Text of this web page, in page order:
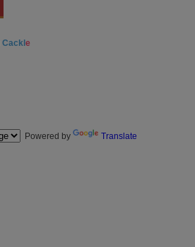
Cackl e
Powered by Translate